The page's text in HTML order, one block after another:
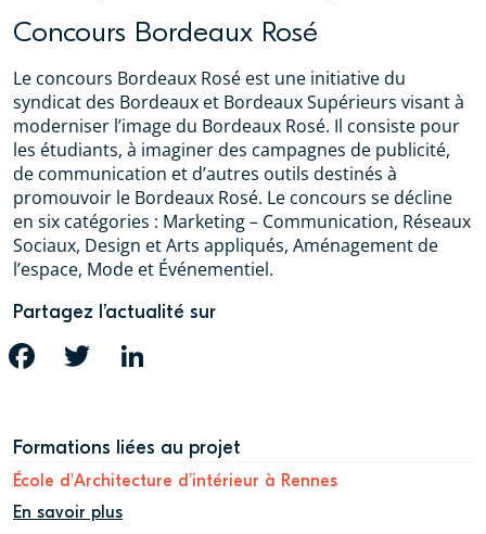
Concours Bordeaux Rosé
Le concours Bordeaux Rosé est une initiative du
syndicat des Bordeaux et Bordeaux Supérieurs visant à
moderniser l’image du Bordeaux Rosé. Il consiste pour
les étudiants, à imaginer des campagnes de publicité,
de communication et d’autres outils destinés à
promouvoir le Bordeaux Rosé. Le concours se décline
en six catégories : Marketing – Communication, Réseaux
Sociaux, Design et Arts appliqués, Aménagement de
l’espace, Mode et Événementiel.
Partagez l’actualité sur
FACEBOOK TWITTER
Formations liées au projet
École d'Architecture d’intérieur à Rennes
En savoir plus